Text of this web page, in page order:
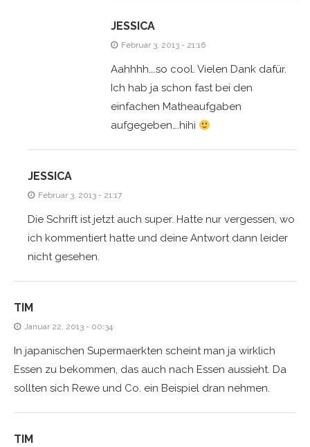
JESSICA
Februar 3, 2013 - 21:16
Aahhhh….so cool. Vielen Dank dafür.
Ich hab ja schon fast bei den
einfachen Matheaufgaben
aufgegeben….hihi
JESSICA
Februar 3, 2013 - 21:17
Die Schrift ist jetzt auch super. Hatte nur vergessen, wo
ich kommentiert hatte und deine Antwort dann leider
nicht gesehen.
TIM
Januar 22, 2013 - 00:34
In japanischen Supermaerkten scheint man ja wirklich
Essen zu bekommen, das auch nach Essen aussieht. Da
sollten sich Rewe und Co. ein Beispiel dran nehmen.
TIM